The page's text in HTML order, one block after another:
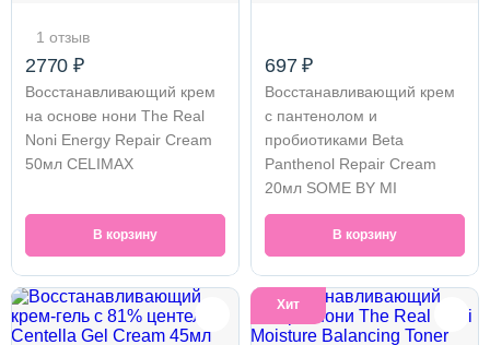
1 отзыв
2770 ₽
Восстанавливающий крем
на основе нони The Real
Noni Energy Repair Cream
50мл CELIMAX
В корзину
697 ₽
Восстанавливающий крем
с пантенолом и
пробиотиками Beta
Panthenol Repair Cream
20мл SOME BY MI
В корзину
Хит